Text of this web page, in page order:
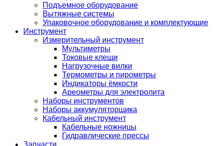
Подъемное оборудование
Вытяжные системы
Упаковочное оборудование и комплектующие
Инструмент
Измерительный инструмент
Мультиметры
Токовые клещи
Нагрузочные вилки
Термометры и пирометры
Индикаторы ёмкости
Ареометры для электролита
Наборы инструментов
Наборы аккумуляторщика
Кабельный инструмент
Кабельные ножницы
Гидравлические прессы
Запчасти